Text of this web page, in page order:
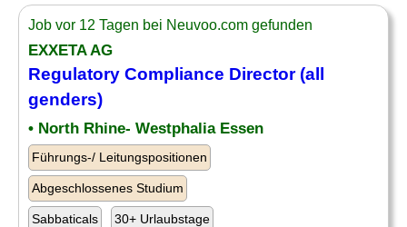
Job vor 12 Tagen bei Neuvoo.com gefunden
EXXETA AG
Regulatory Compliance Director(all
genders)
• North Rhine- Westphalia Essen
Führungs-/ Leitungspositionen
Abgeschlossenes Studium
Sabbaticals 30+ Urlaubstage